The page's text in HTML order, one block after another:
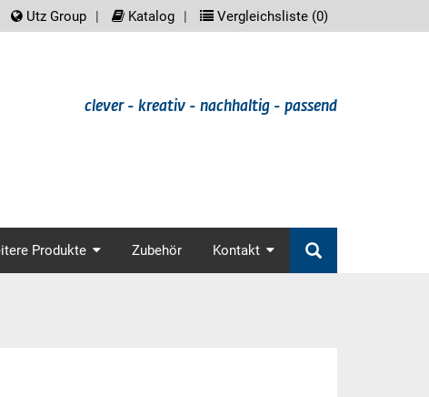
Utz Group Katalog Vergleichsliste (0)
clever - kreativ - nachhaltig - passend
Produkte Zubehör Kontakt